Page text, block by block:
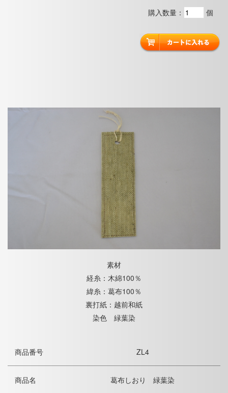
購入数量： 個
素材
経糸：木綿100％
緯糸：葛布100％
裏打紙：越前和紙
染色 緑葉染
商品番号 ZL4
商品名 葛布しおり 緑葉染